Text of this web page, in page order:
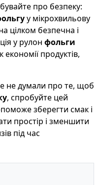
про безпеку:
у мікрохвильову
цілком безпечна і
у рулон фольги
продуктів,
не думали про те, щоб
, спробуйте цей
зберегти смак і
простір і зменшити
під час